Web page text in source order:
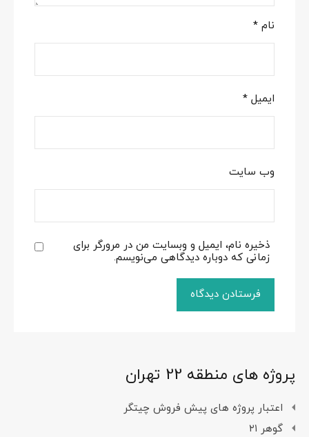
نام *
ایمیل *
وب‌ سایت
ذخیره نام، ایمیل و وبسایت من در مرورگر برای
زمانی که دوباره دیدگاهی می‌نویسم.
پروژه های منطقه 22 تهران
اعتبار پروژه های پیش فروش چیتگر
گوهر ۲۱